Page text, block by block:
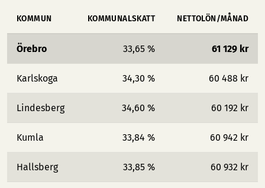
KOMMUN KOMMUNALSKATT NETTOLÖN/MÅNAD
Örebro 33,65 % 61 129 kr
Karlskoga 34,30 % 60 488 kr
Lindesberg 34,60 % 60 192 kr
Kumla 33,84 % 60 942 kr
Hallsberg 33,85 % 60 932 kr